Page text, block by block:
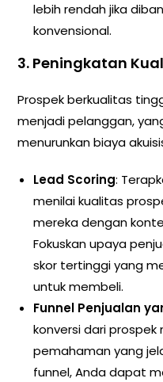
lebih rendah jika
konvensional.
3. Peningkatan
Prospek berkualitas
menjadi pelanggan,
menurunkan biaya
Lead Scoring:
menilai kualitas
mereka dengan
Fokuskan upaya
skor tertinggi yang
untuk membeli.
Funnel Penjualan
konversi dari
pemahaman yang
funnel, Anda dapat